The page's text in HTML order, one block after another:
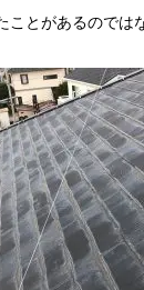
ことがあるのでは